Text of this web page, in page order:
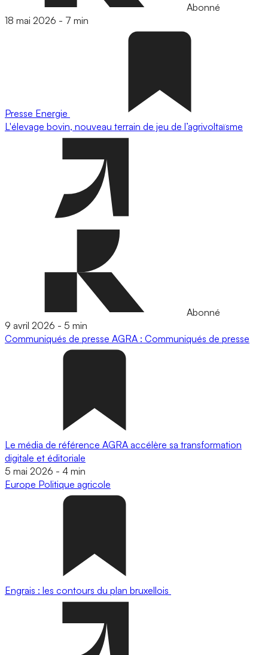
Abonné
18 mai 2026 - 7 min
Presse Energie
L'élevage bovin, nouveau terrain de jeu de l’agrivoltaïsme
Abonné
9 avril 2026 - 5 min
Communiqués de presse AGRA : Communiqués de presse
Le média de référence AGRA accélère sa transformation
digitale et éditoriale
5 mai 2026 - 4 min
Europe Politique agricole
Engrais : les contours du plan bruxellois